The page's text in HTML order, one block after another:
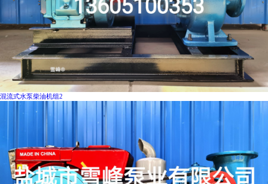
混流式水泵柴油机组2